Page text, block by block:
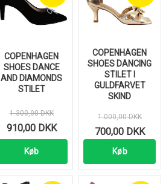
COPENHAGEN
SHOES DANCE
AND DIAMONDS
STILET
1.300,00 DKK
910,00 DKK
Køb
COPENHAGEN
SHOES DANCING
STILET I
GULDFARVET
SKIND
1.000,00 DKK
700,00 DKK
Køb